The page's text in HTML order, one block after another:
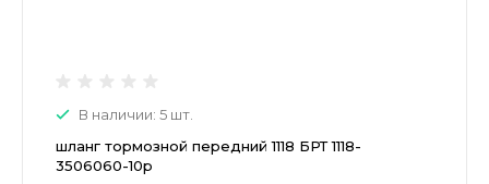
В наличии: 5 шт.
шланг тормозной передний 1118 БРТ 1118-
3506060-10р